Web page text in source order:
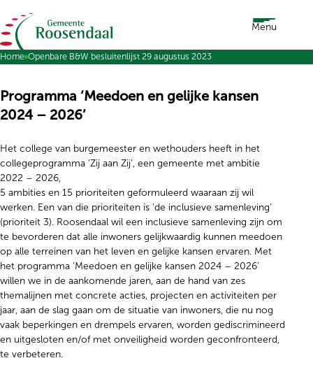
Ga naar de inhoud Menu
Home Openbare B&W besluitenlijst 29 augustus 2023
Programma ‘Meedoen en gelijke kansen
2024 – 2026’
Het college van burgemeester en wethouders heeft in het
collegeprogramma ‘Zij aan Zij’, een gemeente met ambitie
2022 – 2026,
5 ambities en 15 prioriteiten geformuleerd waaraan zij wil
werken. Een van die prioriteiten is ‘de inclusieve samenleving’
(prioriteit 3). Roosendaal wil een inclusieve samenleving zijn om
te bevorderen dat alle inwoners gelijkwaardig kunnen meedoen
op alle terreinen van het leven en gelijke kansen ervaren. Met
het programma ‘Meedoen en gelijke kansen 2024 – 2026’
willen we in de aankomende jaren, aan de hand van zes
themalijnen met concrete acties, projecten en activiteiten per
jaar, aan de slag gaan om de situatie van inwoners, die nu nog
vaak beperkingen en drempels ervaren, worden gediscrimineerd
en uitgesloten en/of met onveiligheid worden geconfronteerd,
te verbeteren.